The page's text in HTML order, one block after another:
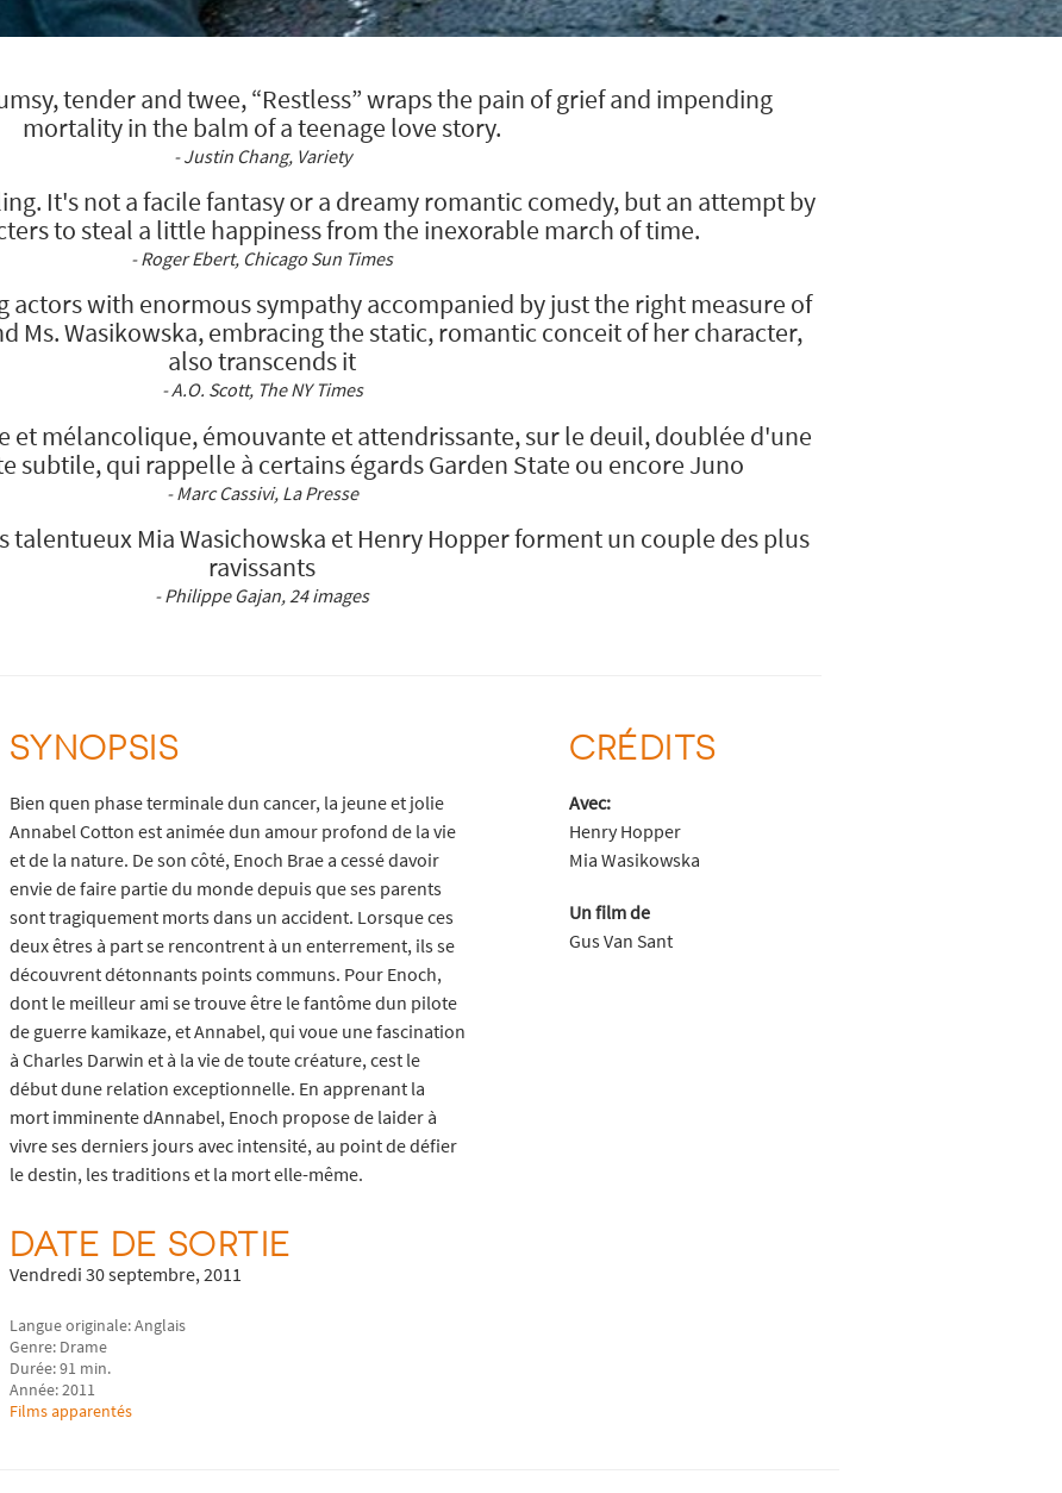
tender and twee, “Restless” wraps the pain of grief and impending
mortality in the balm of a teenage love story.
- Justin Chang, Variety
It's not a facile fantasy or a dreamy romantic comedy, but an attempt by
to steal a little happiness from the inexorable march of time.
- Roger Ebert, Chicago Sun Times
actors with enormous sympathy accompanied by just the right measure of
Ms. Wasikowska, embracing the static, romantic conceit of her character,
also transcends it
- A.O. Scott, The NY Times
et mélancolique, émouvante et attendrissante, sur le deuil, doublée d'une
subtile, qui rappelle à certains égards Garden State ou encore Juno
- Marc Cassivi, La Presse
talentueux Mia Wasichowska et Henry Hopper forment un couple des plus
ravissants
- Philippe Gajan, 24 images
SYNOPSIS
Bien quen phase terminale dun cancer, la jeune et jolie
Annabel Cotton est animée dun amour profond de la vie
et de la nature. De son côté, Enoch Brae a cessé davoir
envie de faire partie du monde depuis que ses parents
sont tragiquement morts dans un accident. Lorsque ces
deux êtres à part se rencontrent à un enterrement, ils se
découvrent détonnants points communs. Pour Enoch,
dont le meilleur ami se trouve être le fantôme dun pilote
de guerre kamikaze, et Annabel, qui voue une fascination
à Charles Darwin et à la vie de toute créature, cest le
début dune relation exceptionnelle. En apprenant la
mort imminente dAnnabel, Enoch propose de laider à
vivre ses derniers jours avec intensité, au point de défier
le destin, les traditions et la mort elle-même.
DATE DE SORTIE
Vendredi 30 septembre, 2011
Langue originale: Anglais
Genre: Drame
Durée: 91 min.
Année: 2011
Films apparentés
CRÉDITS
Avec:
Henry Hopper
Mia Wasikowska
Un film de
Gus Van Sant